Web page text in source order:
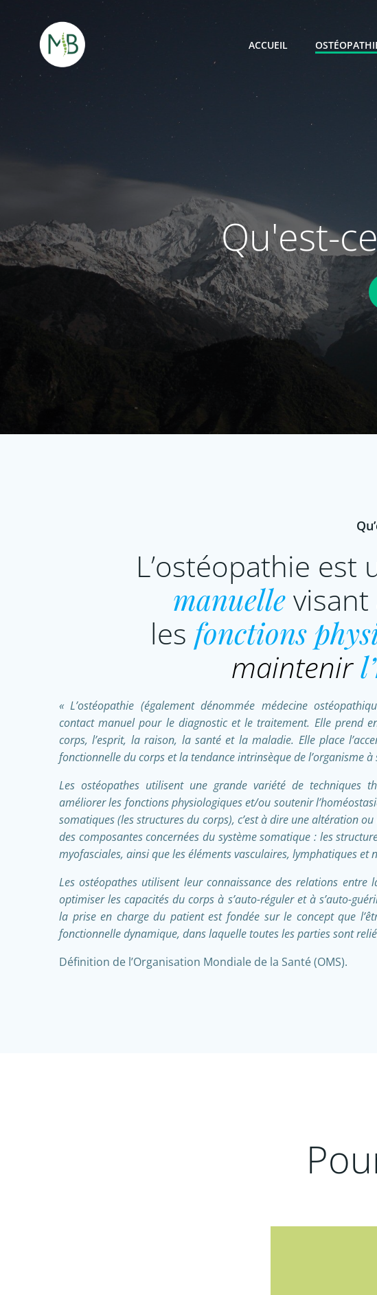
contenu
ACCUEIL
Qu'est-
L’ostéopathie est
manuelle
les fonctions
maintenir
« L’ostéopathie (également dénommée médecine
contact manuel pour le diagnostic et le traitement. Elle prend
corps, l’esprit, la raison, la santé et la maladie. Elle place
fonctionnelle du corps et la tendance intrinsèque de l’organisme à
Les ostéopathes utilisent une grande variété de techniques
améliorer les fonctions physiologiques et/ou soutenir
somatiques (les structures du corps), c’est à dire une altération
des composantes concernées du système somatique : les
myofasciales, ainsi que les éléments vasculaires, lymphatiques et
Les ostéopathes utilisent leur connaissance des relations
optimiser les capacités du corps à s’auto-réguler et à s’auto-
la prise en charge du patient est fondée sur le concept que
fonctionnelle dynamique, dans laquelle toutes les parties sont
Définition de l’Organisation Mondiale de la Santé (OMS).